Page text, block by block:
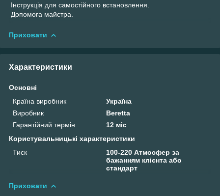
Інструкція для самостійного встановлення.
Допомога майстра.
Приховати
Характеристики
Основні
Країна виробник
Україна
Виробник
Beretta
Гарантійний термін
12 міс
Користувальницькі характеристики
Тиск
100-220 Атмосфер за
бажанням клієнта або
стандарт
Приховати